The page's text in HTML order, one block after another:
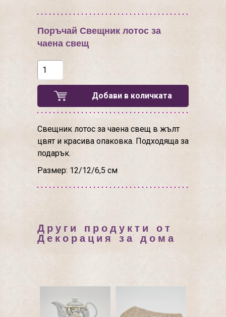
Поръчай Свещник лотос за
чаена свещ
Добави в количката
Свещник лотос за чаена свещ в жълт
цвят и красива опаковка. Подходяща за
подарък.
Размер: 12/12/6,5 см
Други продукти от
Декорация за дома